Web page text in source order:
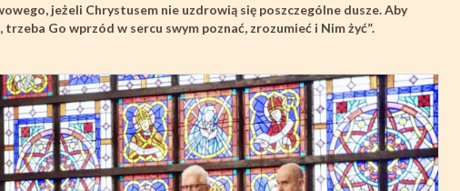
jeżeli Chrystusem nie uzdrowią się poszczególne dusze. Aby
Go wprzód w sercu swym poznać, zrozumieć i Nim żyć”.